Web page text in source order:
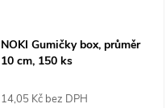
NOKI Gumičky box, průměr
10 cm, 150 ks
14,05 Kč bez DPH